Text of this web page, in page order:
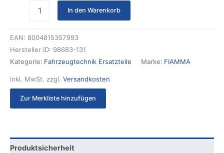
In den Warenkorb
EAN: 8004815357993
Hersteller ID: 98683-131
Kategorie: Fahrzeugtechnik Ersatzteile Marke: FIAMMA
inkl. MwSt. zzgl. Versandkosten
Zur Merkliste hinzufügen
Produktsicherheit